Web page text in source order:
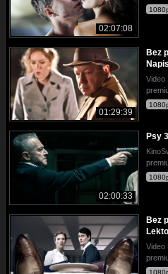
02:07:08
01:29:39
Bez
Video
02:00:33
Psy
Bez
Video